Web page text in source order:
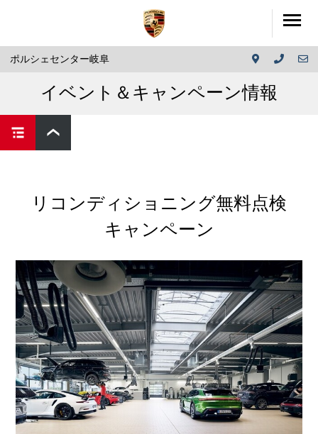
ポルシェセンター岐阜
イベント＆キャンペーン情報
リコンディショニング無料点検
キャンペーン